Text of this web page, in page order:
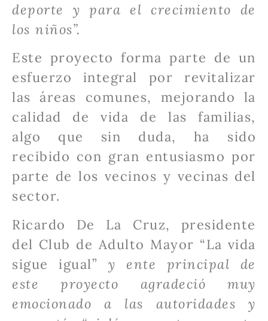
deporte y para el crecimiento de
los niños”.
Este proyecto forma parte de un
esfuerzo integral por revitalizar
las áreas comunes, mejorando la
calidad de vida de las familias,
algo que sin duda, ha sido
recibido con gran entusiasmo por
parte de los vecinos y vecinas del
sector.
Ricardo De La Cruz, presidente
del Club de Adulto Mayor “La vida
sigue igual” y ente principal de
este proyecto agradeció muy
emocionado a las autoridades y